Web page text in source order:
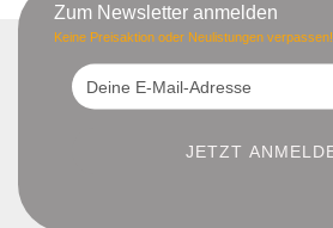
Zum Newsletter anmelden
Keine Preisaktion oder Neulistungen verpassen!